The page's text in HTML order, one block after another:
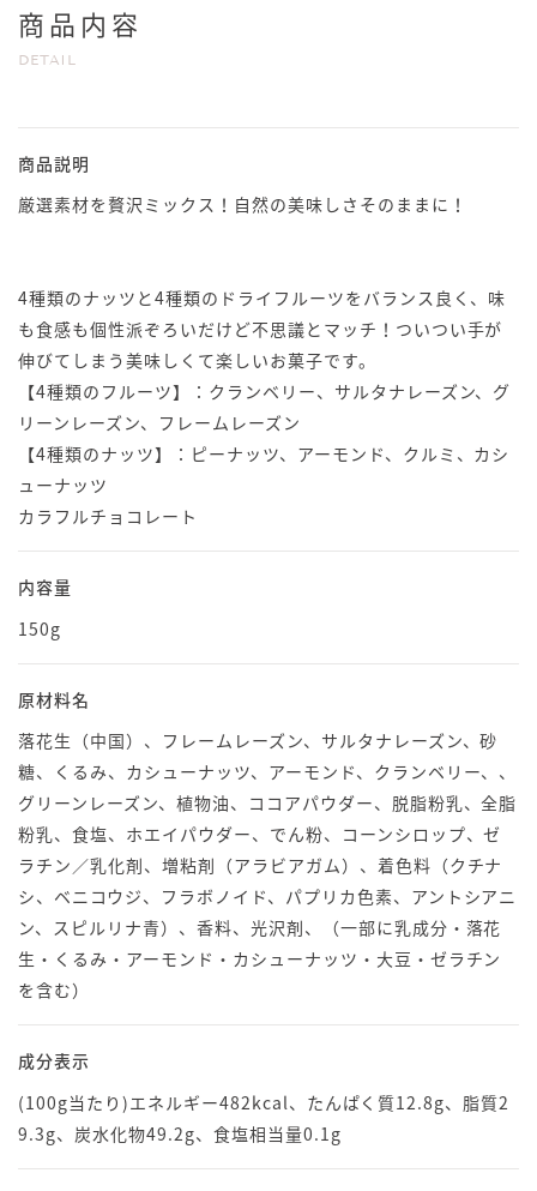
商品内容
DETAIL
商品説明
厳選素材を贅沢ミックス！自然の美味しさそのままに！
4種類のナッツと4種類のドライフルーツをバランス良く、味
も食感も個性派ぞろいだけど不思議とマッチ！ついつい手が
伸びてしまう美味しくて楽しいお菓子です。
【4種類のフルーツ】：クランベリー、サルタナレーズン、グ
リーンレーズン、フレームレーズン
【4種類のナッツ】：ピーナッツ、アーモンド、クルミ、カシ
ューナッツ
カラフルチョコレート
内容量
150g
原材料名
落花生（中国）、フレームレーズン、サルタナレーズン、砂
糖、くるみ、カシューナッツ、アーモンド、クランベリー、、
グリーンレーズン、植物油、ココアパウダー、脱脂粉乳、全脂
粉乳、食塩、ホエイパウダー、でん粉、コーンシロップ、ゼ
ラチン／乳化剤、増粘剤（アラビアガム）、着色料（クチナ
シ、ベニコウジ、フラボノイド、パプリカ色素、アントシアニ
ン、スピルリナ青）、香料、光沢剤、（一部に乳成分・落花
生・くるみ・アーモンド・カシューナッツ・大豆・ゼラチン
を含む）
成分表示
(100g当たり)エネルギー482kcal、たんぱく質12.8g、脂質2
9.3g、炭水化物49.2g、食塩相当量0.1g